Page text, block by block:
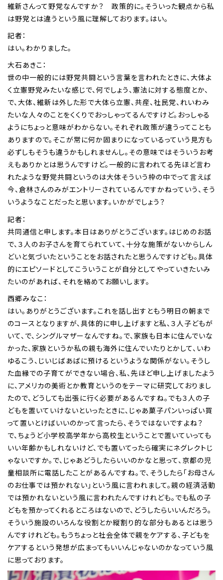
維新さんって野党なんですか？ 政策的に。そういった観点から私
は野党とは違うという風に理解しております。はい。
記者：
はい。わかりました。
大石あきこ：
世の中一般的には野党共闘という言葉を言われたときに、大体よ
く立憲野党みたいな感じで、何でしょう、憲法に対する態度とか、
で、大体、維新は外した形で大体ら立憲、共産、社民党、れいわみ
たいな人々のことをくくりでおっしゃってるんですけど。おっしゃる
ようにちょっと意味がわからない。それぞれ政策が違うってことも
ありますので。そこが常に何か固まりになっているっていう見方も
必ずしもそうも違うかもしれませんし。その意味ではそういうお考
えもありかとは思うんですけど。一般的に言われてる先ほど言わ
れたような野党共闘というのは大体そういう枠の中でって言えば
今、倉林さんのみがエントリーされているんですかねっていう、そう
いうようなことだったと思います。いかがでしょう？
記者：
共同通信と申します。本日はありがとうございます。はじめのお話
で、３人のお子さんを育てられていて、十分な施策がないからしん
どいと気づいたということをお話されたと思うんですけども。具体
的にエピソードとしてこういうことが自分としてやっていきたいみ
たいのがあれば、それを絡めてお願いします。
西郷みなこ：
はい。ありがとうございます。これを話し出すともう明日の朝まで
のコースとなりますが、具体的に申し上げますと私、３人子どもが
いて、で、シングルマザーなんですね。で、家族も日本に住んでいな
かった、家族というか私の親も海外に住んでいたりとかして、いわ
ゆるこう、じいじばあばに預けるというような関係がない。そうし
た血縁での子育てができない場合、私、先ほど申し上げましたよう
に、アメリカの美術とか教育というのをテーマに研究しておりまし
たので、どうしても出張に行く必要があるんですね。でも３人の子
どもを置いていけないといったときに、じゃあ菓子パンいっぱい買
って置いとけばいいのかって言ったら、そうではないですよね？
で、ちょうど小学校高学年から高校生ということで置いていっても
いい年齢かもしれないけど、でも置いてったら確実にネグレクトじ
ゃないですか。で、じゃあどうしたらいいのかなと思って、京都の児
童相談所に電話したことがあるんですね。で、そうしたら「お母さん
のお仕事では預かれない」という風に言われまして。親の経済活動
では預かれないという風に言われたんですけれども。でも私の子
どもを預かってくれるところはないので、どうしたらいいんだろう。
そういう施設のいろんな役割とか縦割り的な部分もあるとは思う
んですけれども。もうちょっと社会全体で親をケアする、子どもを
ケアするという発想が広まってもいいんじゃないのかなっていう風
に思っております。